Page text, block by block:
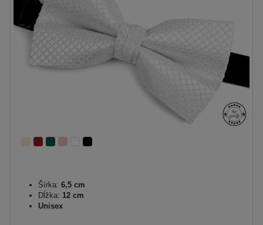
Šírka: 6,5 cm
Dĺžka: 12 cm
Unisex